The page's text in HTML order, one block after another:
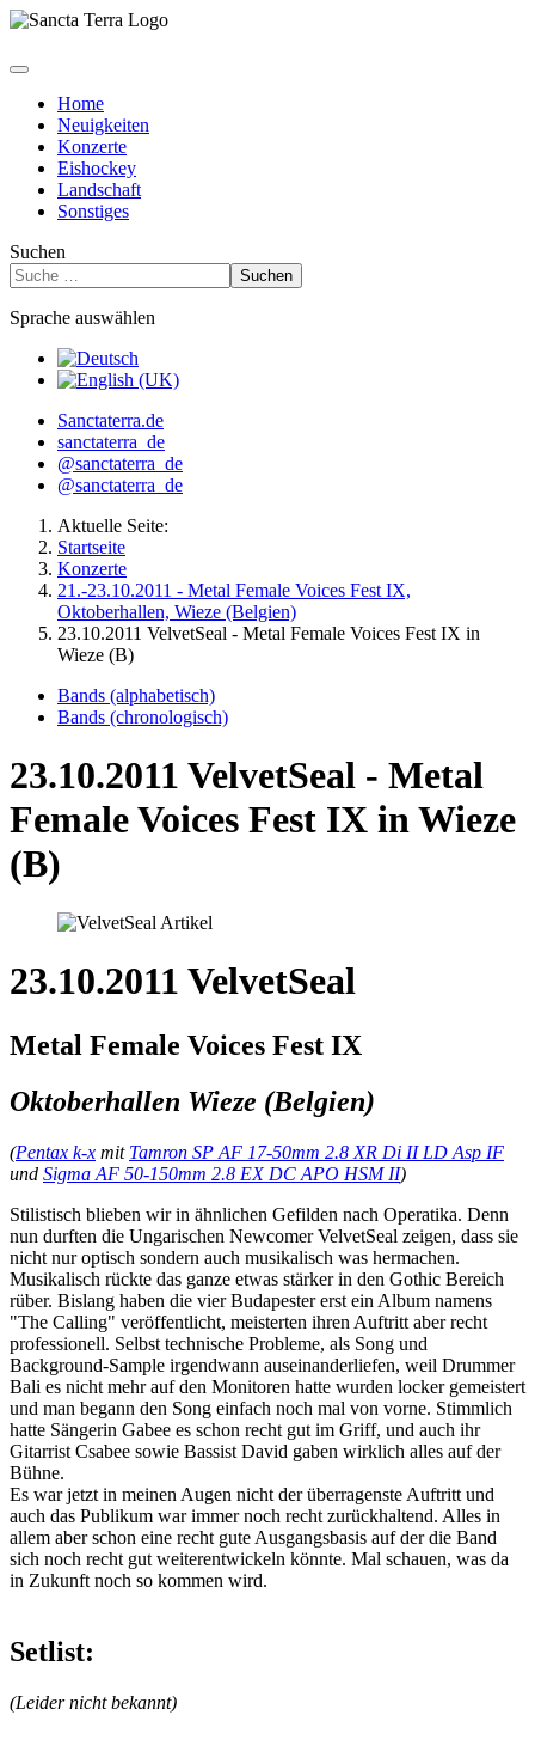
Home
Neuigkeiten
Konzerte
Eishockey
Landschaft
Sonstiges
Suchen
Suchen
Sprache auswählen
Sanctaterra.de
sanctaterra_de
@sanctaterra_de
@sanctaterra_de
Aktuelle Seite:
Startseite
Konzerte
21.-23.10.2011 - Metal Female Voices Fest IX,
Oktoberhallen, Wieze (Belgien)
23.10.2011 VelvetSeal - Metal Female Voices Fest IX in
Wieze (B)
Bands (alphabetisch)
Bands (chronologisch)
23.10.2011 VelvetSeal - Metal
Female Voices Fest IX in Wieze
(B)
23.10.2011 VelvetSeal
Metal Female Voices Fest IX
Oktoberhallen Wieze (Belgien)
(Pentax k-x mit Tamron SP AF 17-50mm 2.8 XR Di II LD Asp IF
und Sigma AF 50-150mm 2.8 EX DC APO HSM II)
Stilistisch blieben wir in ähnlichen Gefilden nach Operatika. Denn
nun durften die Ungarischen Newcomer VelvetSeal zeigen, dass sie
nicht nur optisch sondern auch musikalisch was hermachen.
Musikalisch rückte das ganze etwas stärker in den Gothic Bereich
rüber. Bislang haben die vier Budapester erst ein Album namens
"The Calling" veröffentlicht, meisterten ihren Auftritt aber recht
professionell. Selbst technische Probleme, als Song und
Background-Sample irgendwann auseinanderliefen, weil Drummer
Bali es nicht mehr auf den Monitoren hatte wurden locker gemeistert
und man begann den Song einfach noch mal von vorne. Stimmlich
hatte Sängerin Gabee es schon recht gut im Griff, und auch ihr
Gitarrist Csabee sowie Bassist David gaben wirklich alles auf der
Bühne.
Es war jetzt in meinen Augen nicht der überragenste Auftritt und
auch das Publikum war immer noch recht zurückhaltend. Alles in
allem aber schon eine recht gute Ausgangsbasis auf der die Band
sich noch recht gut weiterentwickeln könnte. Mal schauen, was da
in Zukunft noch so kommen wird.
Setlist:
(Leider nicht bekannt)